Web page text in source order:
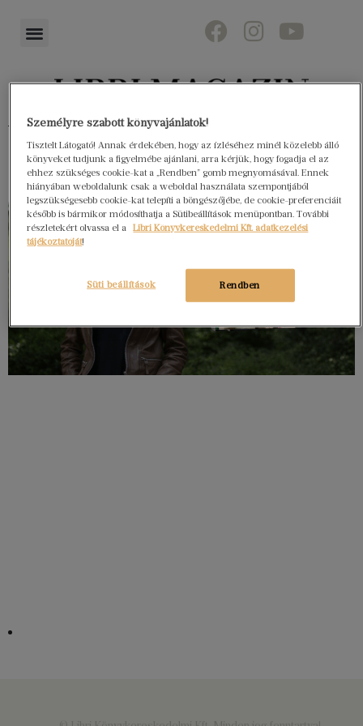
Könyvektől az olvasókig
Személyre szabott könyvajánlatok!
Tisztelt Látogató! Annak érdekében, hogy az ízléséhez minél közelebb álló
könyveket tudjunk a figyelmébe ajánlani, arra kérjük, hogy fogadja el az
ehhez szükséges cookie-kat a „Rendben” gomb megnyomásával. Ennek
hiányában weboldalunk csak a weboldal használata szempontjából
legszükségesebb cookie-kat telepíti a böngészőjébe, de cookie-preferenciáit
később is bármikor módosíthatja a Sütibeállítások menüpontban. További
részletekért olvassa el a
Libri Könyvkereskedelmi Kft. adatkezelési
tájékoztatóját!
Rendben
Süti beállítások